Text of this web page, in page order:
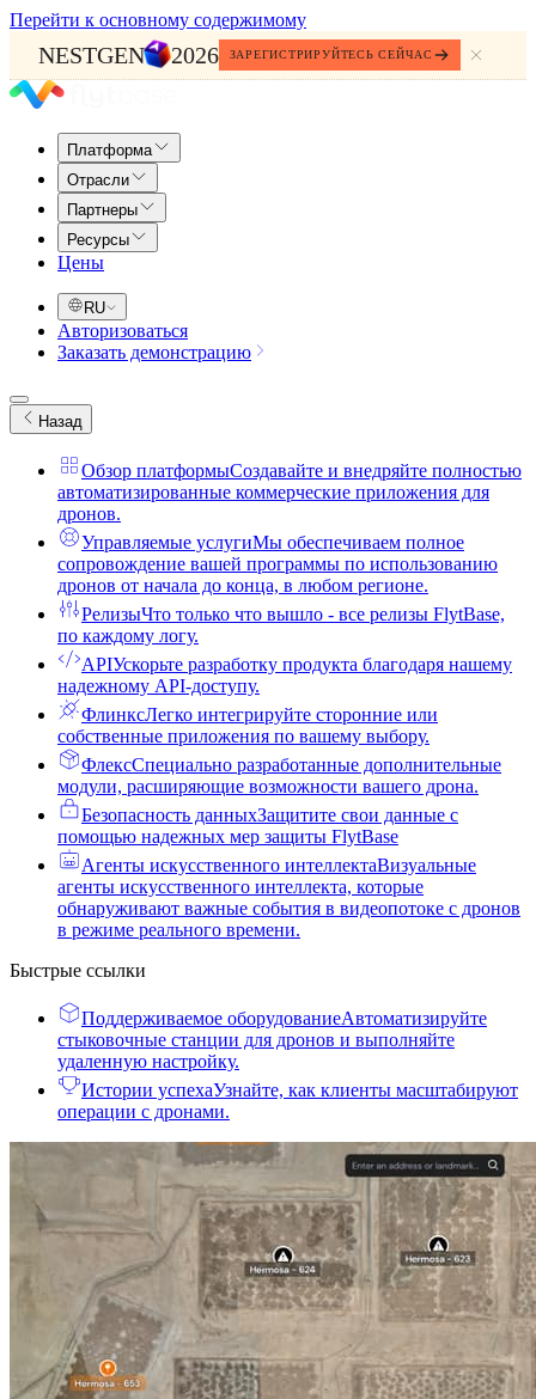
Перейти к основному содержимому
NESTGEN 2026 ЗАРЕГИСТРИРУЙТЕСЬ СЕЙЧАС
Платформа
Отрасли
Партнеры
Ресурсы
Цены
RU
Авторизоваться
Заказать демонстрацию
Назад
Обзор платформыСоздавайте и внедряйте полностью
автоматизированные коммерческие приложения для
дронов.
Управляемые услугиМы обеспечиваем полное
сопровождение вашей программы по использованию
дронов от начала до конца, в любом регионе.
РелизыЧто только что вышло - все релизы FlytBase,
по каждому логу.
APIУскорьте разработку продукта благодаря нашему
надежному API-доступу.
ФлинксЛегко интегрируйте сторонние или
собственные приложения по вашему выбору.
ФлексСпециально разработанные дополнительные
модули, расширяющие возможности вашего дрона.
Безопасность данныхЗащитите свои данные с
помощью надежных мер защиты FlytBase
Агенты искусственного интеллектаВизуальные
агенты искусственного интеллекта, которые
обнаруживают важные события в видеопотоке с дронов
в режиме реального времени.
Быстрые ссылки
Поддерживаемое оборудованиеАвтоматизируйте
стыковочные станции для дронов и выполняйте
удаленную настройку.
Истории успехаУзнайте, как клиенты масштабируют
операции с дронами.